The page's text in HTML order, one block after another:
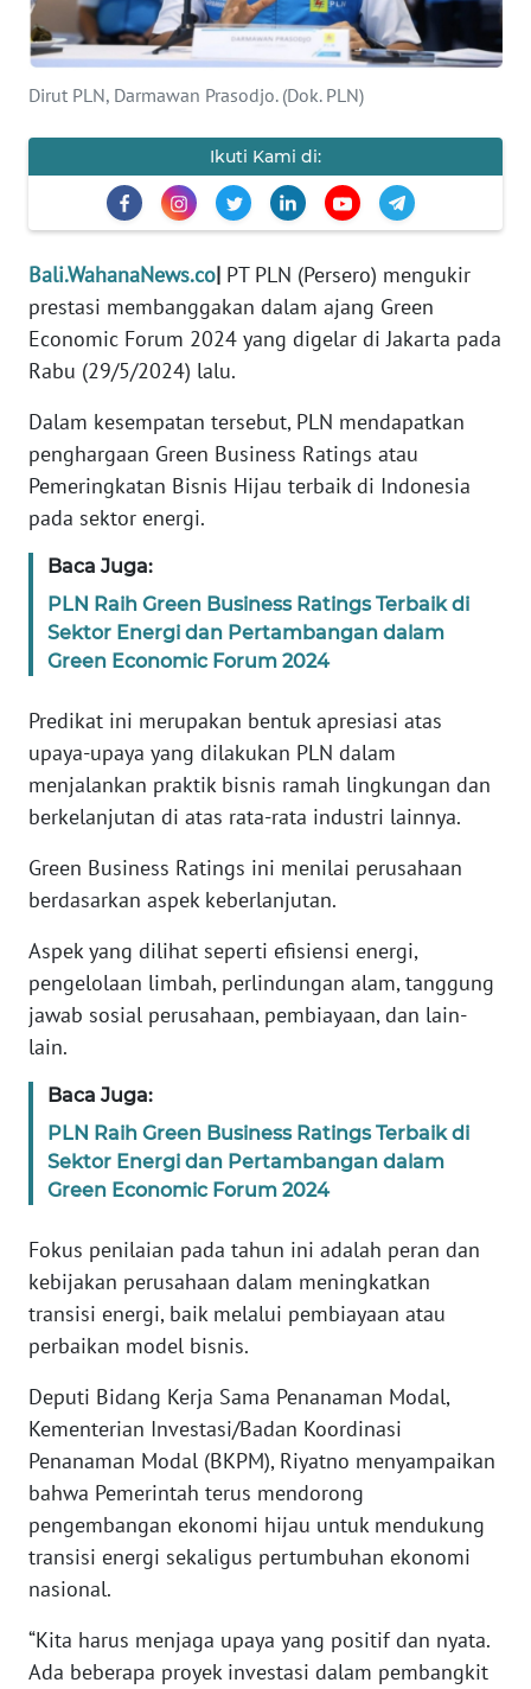
Dirut PLN, Darmawan Prasodjo. (Dok. PLN)
Ikuti Kami di:
Bali.WahanaNews.co| PT PLN (Persero) mengukir
prestasi membanggakan dalam ajang Green
Economic Forum 2024 yang digelar di Jakarta pada
Rabu (29/5/2024) lalu.
Dalam kesempatan tersebut, PLN mendapatkan
penghargaan Green Business Ratings atau
Pemeringkatan Bisnis Hijau terbaik di Indonesia
pada sektor energi.
Baca Juga:
PLN Raih Green Business Ratings Terbaik di
Sektor Energi dan Pertambangan dalam
Green Economic Forum 2024
Predikat ini merupakan bentuk apresiasi atas
upaya-upaya yang dilakukan PLN dalam
menjalankan praktik bisnis ramah lingkungan dan
berkelanjutan di atas rata-rata industri lainnya.
Green Business Ratings ini menilai perusahaan
berdasarkan aspek keberlanjutan.
Aspek yang dilihat seperti efisiensi energi,
pengelolaan limbah, perlindungan alam, tanggung
jawab sosial perusahaan, pembiayaan, dan lain-
lain.
Baca Juga:
PLN Raih Green Business Ratings Terbaik di
Sektor Energi dan Pertambangan dalam
Green Economic Forum 2024
Fokus penilaian pada tahun ini adalah peran dan
kebijakan perusahaan dalam meningkatkan
transisi energi, baik melalui pembiayaan atau
perbaikan model bisnis.
Deputi Bidang Kerja Sama Penanaman Modal,
Kementerian Investasi/Badan Koordinasi
Penanaman Modal (BKPM), Riyatno menyampaikan
bahwa Pemerintah terus mendorong
pengembangan ekonomi hijau untuk mendukung
transisi energi sekaligus pertumbuhan ekonomi
nasional.
“Kita harus menjaga upaya yang positif dan nyata.
Ada beberapa proyek investasi dalam pembangkit
INFO
TENTANG
PEDOMAN
SIBER
REDAKSI
DISCLAIMER
Wahana
News
Regional
WN
SUMUT
WN
JAKARTA
WN
WN
WN
NTT
KEPRI
WN
PAPUA
WN
PAPUA
BARAT
WN
SERAMBI
WN
JAMBI
SULTRA